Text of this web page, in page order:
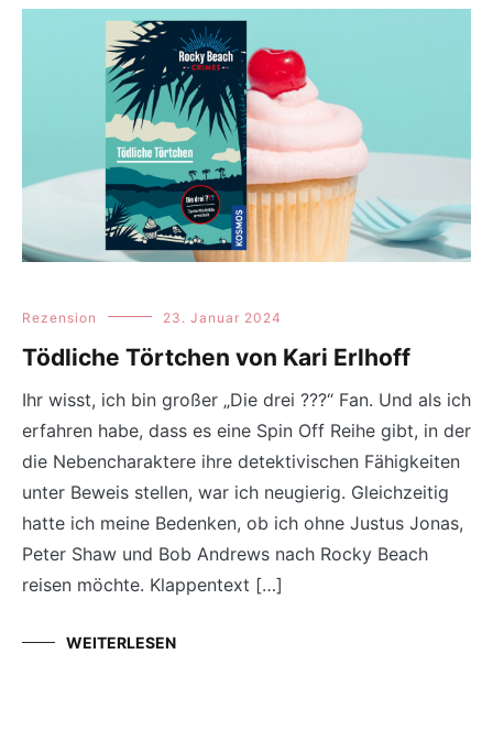
Rezension 23. Januar 2024
Tödliche Törtchen von Kari Erlhoff
Ihr wisst, ich bin großer „Die drei ???“ Fan. Und als ich
erfahren habe, dass es eine Spin Off Reihe gibt, in der
die Nebencharaktere ihre detektivischen Fähigkeiten
unter Beweis stellen, war ich neugierig. Gleichzeitig
hatte ich meine Bedenken, ob ich ohne Justus Jonas,
Peter Shaw und Bob Andrews nach Rocky Beach
reisen möchte. Klappentext […]
WEITERLESEN